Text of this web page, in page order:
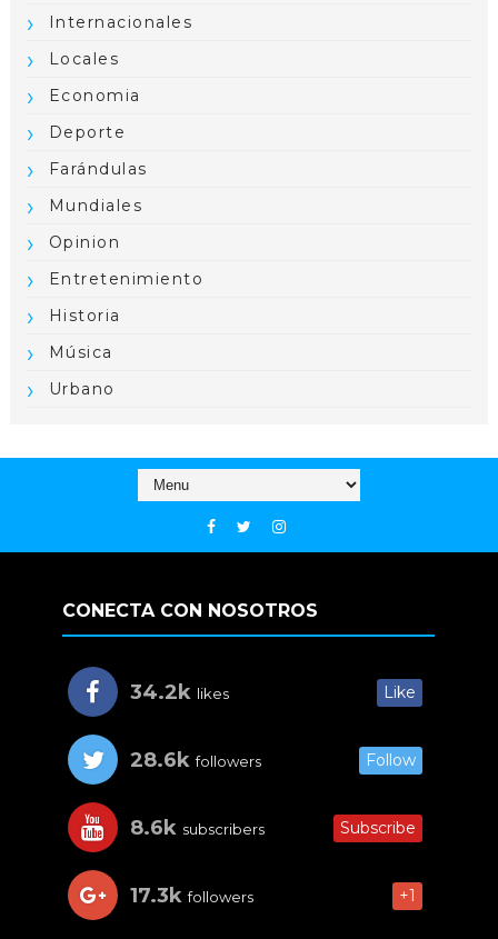
Internacionales
Locales
Economia
Deporte
Farándulas
Mundiales
Opinion
Entretenimiento
Historia
Música
Urbano
CONECTA CON NOSOTROS
34.2k likes Like
28.6k followers Follow
8.6k subscribers Subscribe
17.3k followers +1